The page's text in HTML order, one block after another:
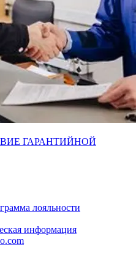
ГАРАНТИЙНОЙ
лояльности
информация